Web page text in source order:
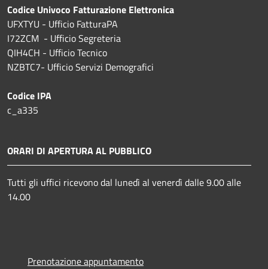
Codice Univoco Fatturazione Elettronica
UFXTYU - Ufficio FatturaPA
I72ZCM - Ufficio Segreteria
QIH4CH - Ufficio Tecnico
NZBTC7- Ufficio Servizi Demografici
Codice IPA
c_a335
ORARI DI APERTURA AL PUBBLICO
Tutti gli uffici ricevono dal lunedì al venerdì dalle 9.00 alle
14.00
Prenotazione appuntamento